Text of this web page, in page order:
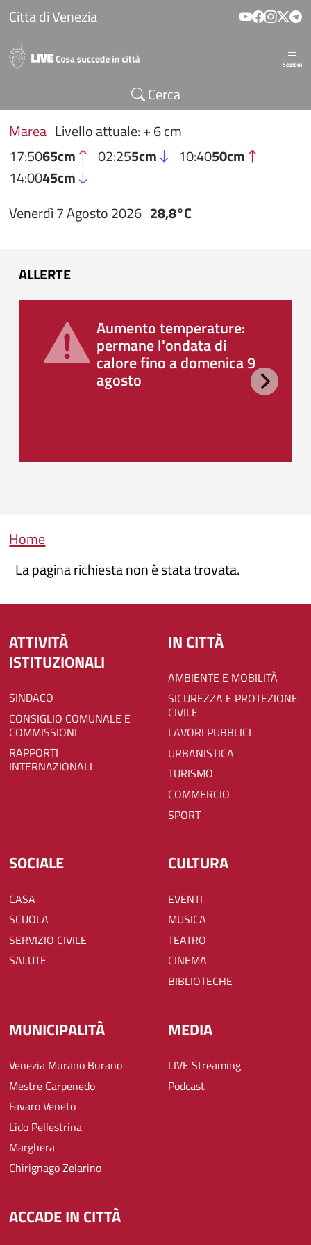
Salta al contenuto principale
Citta di Venezia
Sezioni
Cerca
Marea Livello attuale: + 6 cm
17:5065cm 02:255cm 10:4050cm
14:0045cm
Venerdì 7 Agosto 2026 28,8°C
ALLERTE
Aumento temperature:
permane l'ondata di
calore fino a domenica 9
agosto
Briciole di pane
Home
La pagina richiesta non è stata trovata.
ATTIVITÀ
ISTITUZIONALI
SINDACO
CONSIGLIO COMUNALE E
COMMISSIONI
RAPPORTI
INTERNAZIONALI
IN CITTÀ
AMBIENTE E MOBILITÀ
SICUREZZA E PROTEZIONE
CIVILE
LAVORI PUBBLICI
URBANISTICA
TURISMO
COMMERCIO
SPORT
SOCIALE
CASA
SCUOLA
SERVIZIO CIVILE
SALUTE
CULTURA
EVENTI
MUSICA
TEATRO
CINEMA
BIBLIOTECHE
MUNICIPALITÀ
Venezia Murano Burano
Mestre Carpenedo
Favaro Veneto
Lido Pellestrina
Marghera
Chirignago Zelarino
MEDIA
LIVE Streaming
Podcast
ACCADE IN CITTÀ